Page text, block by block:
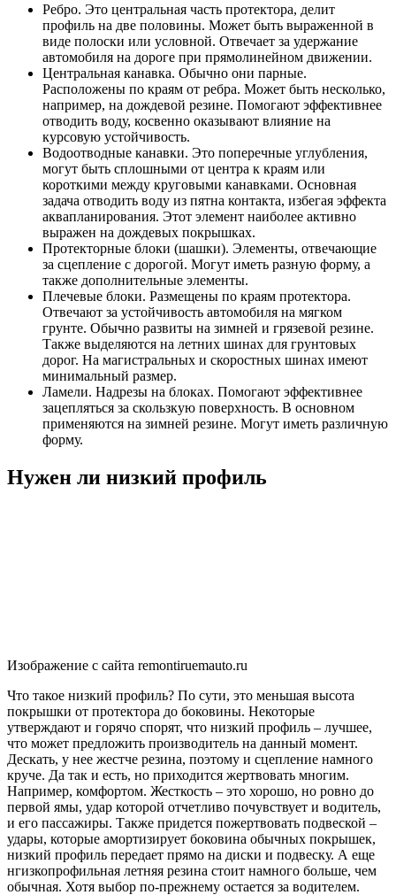
Ребро. Это центральная часть протектора, делит
профиль на две половины. Может быть выраженной в
виде полоски или условной. Отвечает за удержание
автомобиля на дороге при прямолинейном движении.
Центральная канавка. Обычно они парные.
Расположены по краям от ребра. Может быть несколько,
например, на дождевой резине. Помогают эффективнее
отводить воду, косвенно оказывают влияние на
курсовую устойчивость.
Водоотводные канавки. Это поперечные углубления,
могут быть сплошными от центра к краям или
короткими между круговыми канавками. Основная
задача отводить воду из пятна контакта, избегая эффекта
аквапланирования. Этот элемент наиболее активно
выражен на дождевых покрышках.
Протекторные блоки (шашки). Элементы, отвечающие
за сцепление с дорогой. Могут иметь разную форму, а
также дополнительные элементы.
Плечевые блоки. Размещены по краям протектора.
Отвечают за устойчивость автомобиля на мягком
грунте. Обычно развиты на зимней и грязевой резине.
Также выделяются на летних шинах для грунтовых
дорог. На магистральных и скоростных шинах имеют
минимальный размер.
Ламели. Надрезы на блоках. Помогают эффективнее
зацепляться за скользкую поверхность. В основном
применяются на зимней резине. Могут иметь различную
форму.
Нужен ли низкий профиль
Изображение с сайта remontiruemauto.ru
Что такое низкий профиль? По сути, это меньшая высота
покрышки от протектора до боковины. Некоторые
утверждают и горячо спорят, что низкий профиль – лучшее,
что может предложить производитель на данный момент.
Дескать, у нее жестче резина, поэтому и сцепление намного
круче. Да так и есть, но приходится жертвовать многим.
Например, комфортом. Жесткость – это хорошо, но ровно до
первой ямы, удар которой отчетливо почувствует и водитель,
и его пассажиры. Также придется пожертвовать подвеской –
удары, которые амортизирует боковина обычных покрышек,
низкий профиль передает прямо на диски и подвеску. А еще
нгизкопрофильная летняя резина стоит намного больше, чем
обычная. Хотя выбор по-прежнему остается за водителем.